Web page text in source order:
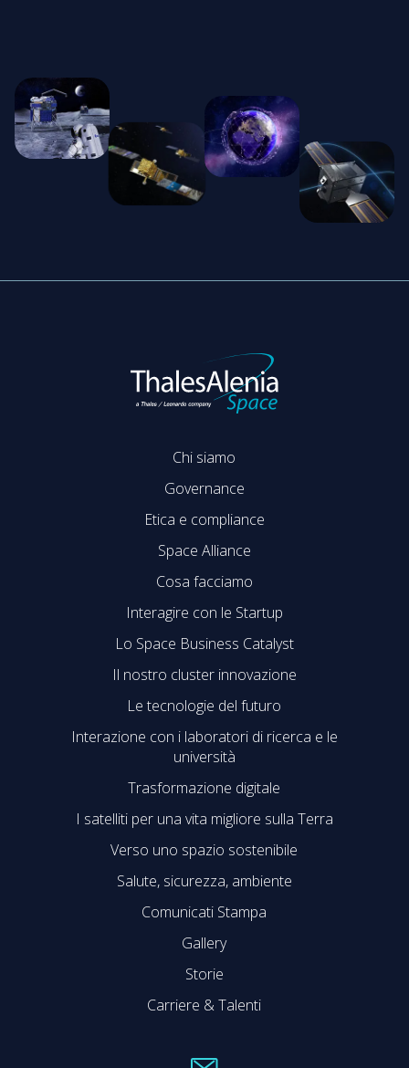
Chi siamo
Governance
Etica e compliance
Space Alliance
Cosa facciamo
Interagire con le Startup
Lo Space Business Catalyst
Il nostro cluster innovazione
Le tecnologie del futuro
Interazione con i laboratori di ricerca e le
università
Trasformazione digitale
I satelliti per una vita migliore sulla Terra
Verso uno spazio sostenibile
Salute, sicurezza, ambiente
Comunicati Stampa
Gallery
Storie
Carriere & Talenti